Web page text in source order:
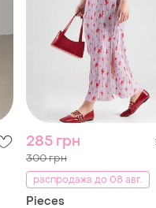
285 грн
300 грн
распродажа до 08 авг.
Летнее платье макси,
летнее платье, сарафан
и еще 1